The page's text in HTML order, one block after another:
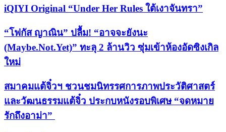
iQIYI Original “Under Her Rules ใต้เงาจันทรา”
“โฟกัส ญาณิน” ปลื้ม! “อาจจะยังนะ
(Maybe.Not.Yet)” ทะลุ 2 ล้านวิว ซุ่มเข้าห้องอัดซิงเกิล
ใหม่
สมาคมแต้จิ๋วฯ ชวนชมนิทรรศการภาพประวัติศาสตร์
และวัฒนธรรมแต้จิ๋ว ประกบหนังรอบพิเศษ “จดหมาย
รักถึงอาม่า”